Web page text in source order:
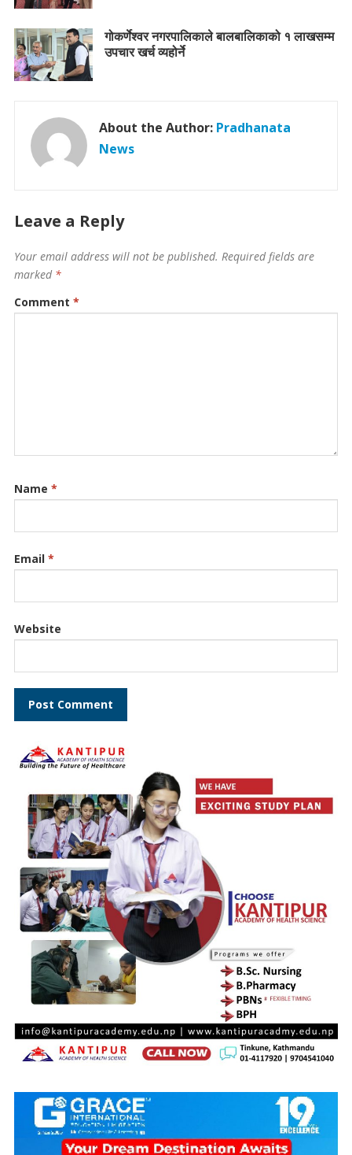
गोकर्णेश्वर नगरपालिकाले बालबालिकाको १ लाखसम्म
उपचार खर्च व्यहोर्ने
About the Author: Pradhanata
News
Leave a Reply
Your email address will not be published. Required fields are
marked *
Comment *
Name *
Email *
Website